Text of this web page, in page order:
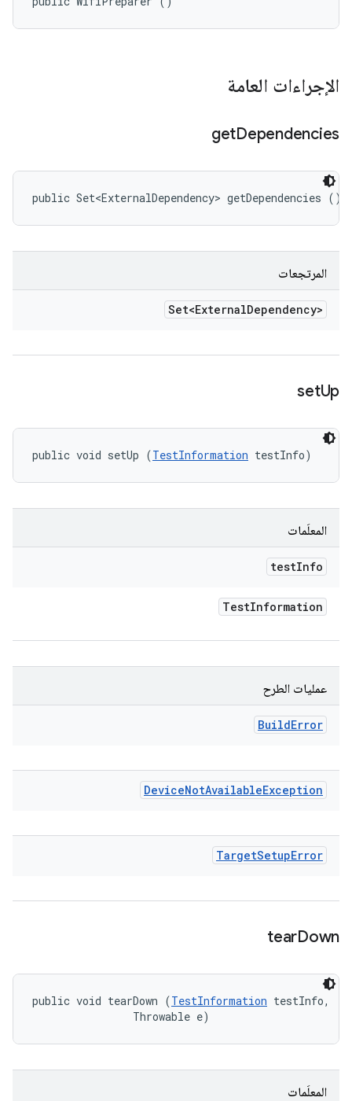
الإجراءات العامة
getDependencies
public Set<ExternalDependency> getDependencies ()
المرتجعات
Set<ExternalDependency>
setUp
public void setUp (TestInformation testInfo)
المعلَمات
testInfo
TestInformation
عمليات الطرح
BuildError
DeviceNotAvailableException
TargetSetupError
tearDown
public void tearDown (TestInformation testInfo,
                Throwable e)
المعلَمات